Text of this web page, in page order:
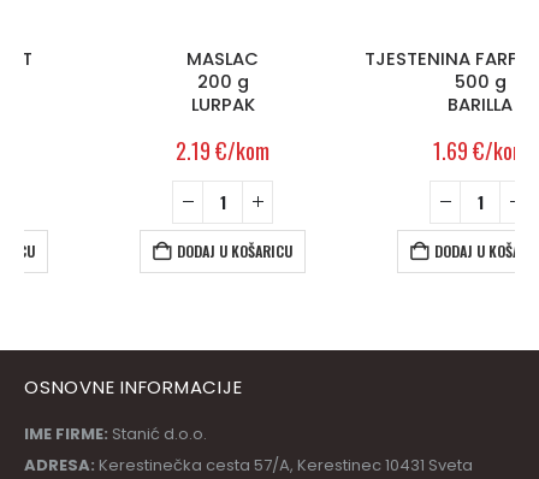
/kom
DODAJ U KOŠARICU
TJESTENINA FARFALLE n.65
/kom
DODAJ U KOŠARICU
OSNOVNE INFORMACIJE
IME FIRME: Stanić d.o.o.
ADRESA: Kerestinečka cesta 57/A, Kerestinec 10431 Sveta